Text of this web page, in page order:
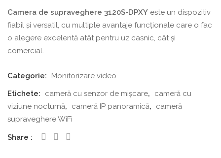
Camera de supraveghere 3120S-DPXY este un dispozitiv
fiabil și versatil, cu multiple avantaje funcționale care o fac
o alegere excelentă atât pentru uz casnic, cât și
comercial.
Categorie:
Monitorizare video
Etichete:
cameră cu senzor de mișcare,
cameră cu
viziune nocturnă, cameră IP panoramică,
cameră
supraveghere WiFi
Share